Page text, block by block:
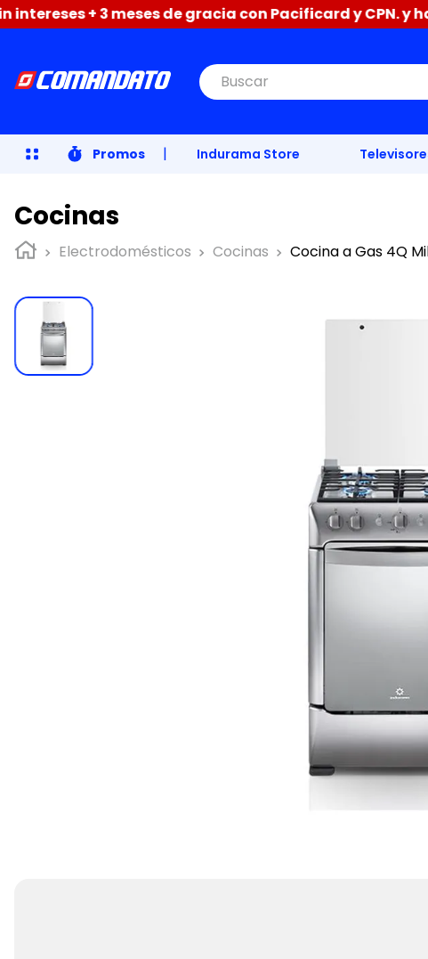
+ 3 meses de gracia con Pacificard y CPN. y hasta
Buscar
Promos | Indurama Store
Cocinas
Electrodomésticos Cocinas Cocina a Gas 4Q